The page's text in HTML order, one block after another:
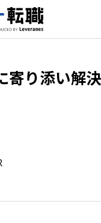
寄り添い解